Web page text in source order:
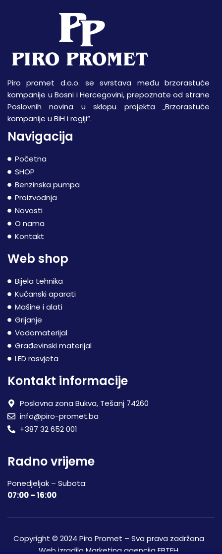
Piro promet d.o.o. se svrstava među brzorastuće
kompanije u Bosni i Hercegovini, prepoznate od strane
Poslovnih novina u sklopu projekta „Brzorastuće
kompanije u BiH i regiji“.
Navigacija
Početna
SHOP
Benzinska pumpa
Proizvodnja
Novosti
O nama
Kontakt
Web shop
Bijela tehnika
Kućanski aparati
Mašine i alati
Grijanje
Vodomaterijal
Građevinski materijal
LED rasvjeta
Kontakt informacije
Poslovna zona Bukva, Tešanj 74260
info@piro-promet.ba
+387 32 652 001
Radno vrijeme
Ponedjeljak – Subota:
07:00 – 16:00
Copyright © 2024 Piro Promet – Sva prava zadržana
Web izradilaMarketing agencija EBTEH